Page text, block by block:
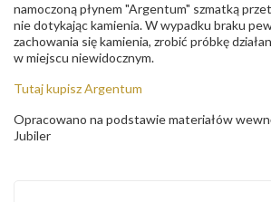
namoczoną płynem "Argentum" szmatką
nie dotykając kamienia. W wypadku braku
zachowania się kamienia, zrobić próbkę
w miejscu niewidocznym.
Tutaj kupisz Argentum
Opracowano na podstawie materiałów
Jubiler